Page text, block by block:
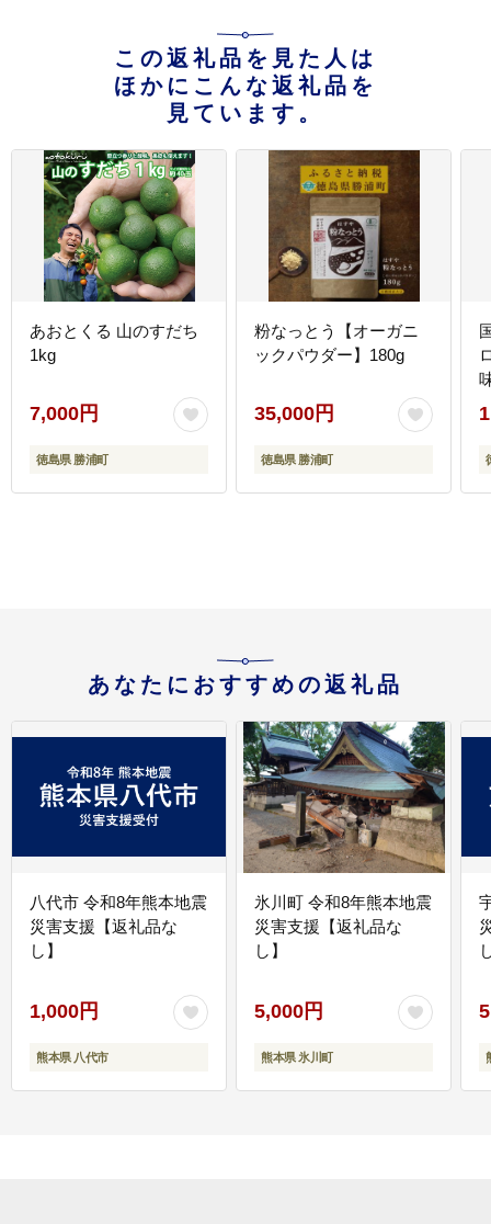
この返礼品を見た人は
ほかにこんな返礼品を
見ています。
あおとくる 山のすだち
1kg
7,000円
徳島県 勝浦町
粉なっとう【オーガニ
ックパウダー】180g
35,000円
徳島県 勝浦町
あなたにおすすめの返礼品
八代市 令和8年熊本地震
災害支援【返礼品な
し】
1,000円
熊本県 八代市
氷川町 令和8年熊本地震
災害支援【返礼品な
し】
5,000円
熊本県 氷川町